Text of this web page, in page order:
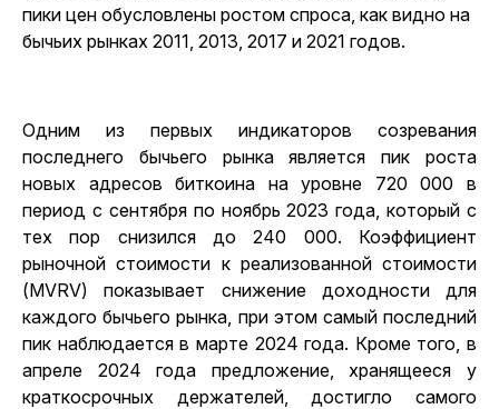
пики цен обусловлены ростом спроса, как видно на
бычьих рынках 2011, 2013, 2017 и 2021 годов.
Одним из первых индикаторов созревания
последнего бычьего рынка является пик роста
новых адресов биткоина на уровне 720 000 в
период с сентября по ноябрь 2023 года, который с
тех пор снизился до 240 000. Коэффициент
рыночной стоимости к реализованной стоимости
(MVRV) показывает снижение доходности для
каждого бычьего рынка, при этом самый последний
пик наблюдается в марте 2024 года. Кроме того, в
апреле 2024 года предложение, хранящееся у
краткосрочных держателей, достигло самого